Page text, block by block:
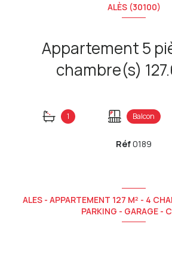
ALÈS (30100)
Appartement 5 pièce(s) 4
1 Balcon
Réf0189
ALES - APPARTEMENT 127 M² - 4
PARKING - GARAGE -